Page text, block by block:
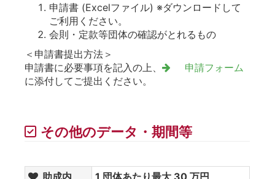
申請書 (Excelファイル) ※ダウンロードして
ご利用ください。
会則・定款等団体の確認がとれるもの
＜申請書提出方法＞
申請書に必要事項を記入の上、
申請フォーム
に添付してご提出ください。
その他のデータ・期間等
助成内
1 団体あたり最大 30 万円